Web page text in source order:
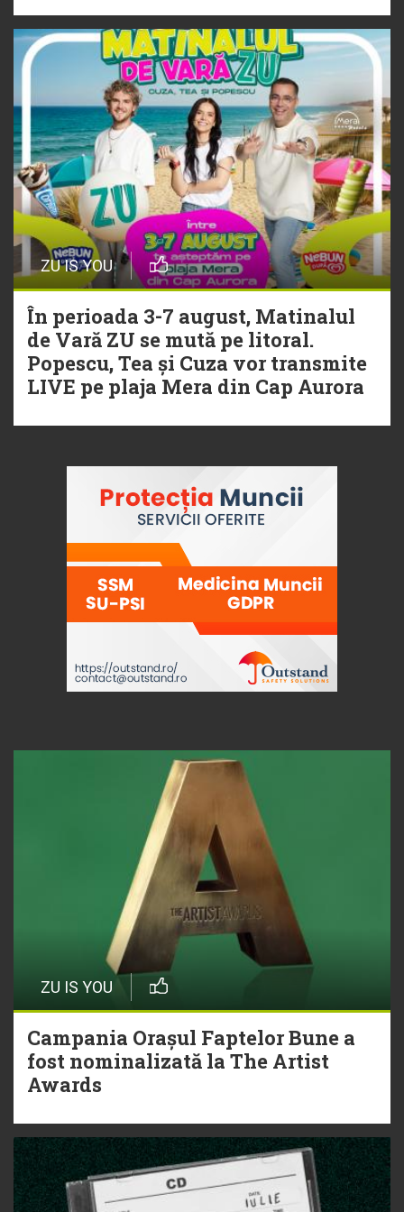
ZU IS YOU
În perioada 3-7 august, Matinalul
de Vară ZU se mută pe litoral.
Popescu, Tea și Cuza vor transmite
LIVE pe plaja Mera din Cap Aurora
ZU IS YOU
Campania Orașul Faptelor Bune a
fost nominalizată la The Artist
Awards